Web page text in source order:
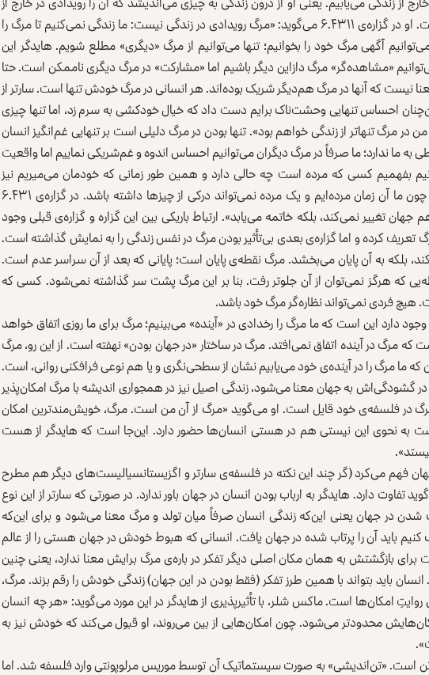
زندگی می‌بیند. مرگ، در زندگی نیست. او در گزاره‌ی ۶.۴۳۱۱ می‌گوید: «مرگ رویدادی در زندگی نیست: ما زندگی نمی‌کنیم تا مرگ را
آگهی مرگ خود را بخوانیم؛ تنها می‌توانیم از مرگ «دیگری» مطلع شویم. هایدگر این
«مشاهده‌گر» مرگ دازاین دیگر باشیم اما «مشارکت» در مرگ دیگری ناممکن است. حتا
که آنها در مرگ هم‌دیگر شریک بوده‌اند. هر انسانی در مرگ خودش تنها است. سارتر از
احساس تنهایی وحشت‌ناک برایم دست داد که خیال خودکشی به سرم زد، اما تنها چیزی
در مرگ تنهاتر از زندگی خواهم بود». تنها بودن در مرگ دلیلی است بر تنهایی غم‌انگیز انسان
به ما ندارد؛ ما صرفاً در مرگ دیگران می‌توانیم احساس اندوه و غم‌شریکی نماییم اما واقعیت
بفهمیم کسی که مرده است چه حالی دارد و همین طور زمانی که خودمان می‌میریم نیز
نمی‌دانیم چه اتفاقی افتاده است، چون ما آن زمان مرده‌ایم و یک مرده نمی‌تواند درکی از چیزها داشته باشد. در گزاره‌ی ۶.۴۳۱
تغییر نمی‌کند، بلکه خاتمه می‌یابد». ارتباط باریکی بین این گزاره و گزاره‌ی قبلی وجود
تعریف کرده و اما گزاره‌ی بعدی بی‌تأثیر بودن مرگ در نفس زندگی را به نمایش گذاشته است.
بلکه به آن پایان می‌بخشد. مرگ نقطه‌ی پایان است؛ پایانی که بعد از آن سراسر عدم است.
که هرگز نمی‌توان از آن جلوتر رفت. بنا بر این مرگ پشت سر گذاشته نمی‌شود. کسی که
هیچ فردی نمی‌تواند نظاره‌گر مرگ خود باشد.
دارد این است که ما مرگ را رخدادی در «آینده» می‌بینیم؛ مرگ برای ما روزی اتفاق خواهد
که مرگ در آینده اتفاق نمی‌افتد. مرگ در ساختار «در جهان بودن» نهفته است. از این رو، مرگ
ما مرگ را در آینده‌ی خود می‌یابیم نشان از سطحی‌نگری و یا هم نوعی فرافکنی روانی، است.
گشودگی‌اش به جهان معنا می‌شود، زندگی اصیل نیز در همجواری اندیشه با مرگ امکان‌پذیر
در فلسفه‌ی خود قایل است. او می‌گوید «مرگ از آن من است. مرگ، خویش‌مندترین امکان
به نحوی این نیستی هم در هستی انسان‌ها حضور دارد. این‌جا است که هایدگر از هست
فهم می‌کرد (گر چند این نکته در فلسفه‌ی سارتر و اگزیستانسیالیست‌های دیگر هم مطرح
تفاوت دارد. هایدگر به ارباب بودن انسان در جهان باور ندارد. در صورتی که سارتر از این نوع
در جهان یعنی این‌که زندگی انسان صرفاً میان تولد و مرگ معنا می‌شود و برای این‌که
کنیم باید آن را پرتاب شده در جهان یافت. انسانی که هبوط خودش در جهان هستی را از عالم
بازگشتش به همان مکان اصلی دیگر تفکر در باره‌ی مرگ برایش معنا ندارد، یعنی چنین
باید بتواند با همین طرز تفکر (فقط بودن در این جهان) زندگی خودش را رقم بزند. مرگ،
امکان‌ها است. ماکس شلر، با تأثیر‌پذیری از هایدگر در این مورد می‌گوید: «هر چه انسان
محدودتر می‌شود. چون امکان‌هایی از بین می‌روند، او قبول می‌کند که خودش نیز به
«تن‌اندیشی» به صورت سیستماتیک آن توسط موریس مرلوپونتی وارد فلسفه شد. اما